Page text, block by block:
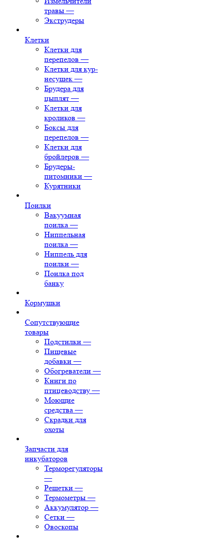
травы —
Экструдеры
Клетки
Клетки для
перепелов —
Клетки для кур-
несушек —
Брудера для
цыплят —
Клетки для
кроликов —
Боксы для
перепелов —
Клетки для
бройлеров —
Брудеры-
питомники —
Курятники
Поилки
Вакуумная
поилка —
Ниппельная
поилка —
Ниппель для
поилки —
Поилка под
банку
Кормушки
Сопутствующие
товары
Подстилки —
Пищевые
добавки —
Обогреватели —
Книги по
птицеводству —
Моющие
средства —
Скрадки для
охоты
Запчасти для
инкубаторов
Терморегуляторы
—
Решетки —
Термометры —
Аккумулятор —
Сетки —
Овоскопы